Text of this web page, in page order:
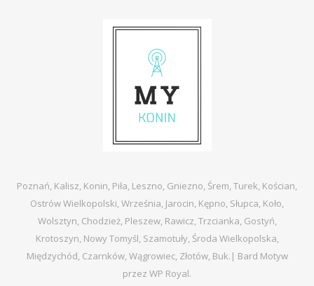
Poznań, Kalisz, Konin, Piła, Leszno, Gniezno, Śrem, Turek, Kościan,
Ostrów Wielkopolski, Września, Jarocin, Kępno, Słupca, Koło,
Wolsztyn, Chodzież, Pleszew, Rawicz, Trzcianka, Gostyń,
Krotoszyn, Nowy Tomyśl, Szamotuły, Środa Wielkopolska,
Międzychód, Czarnków, Wągrowiec, Złotów, Buk.| Bard Motyw
przez WP Royal.